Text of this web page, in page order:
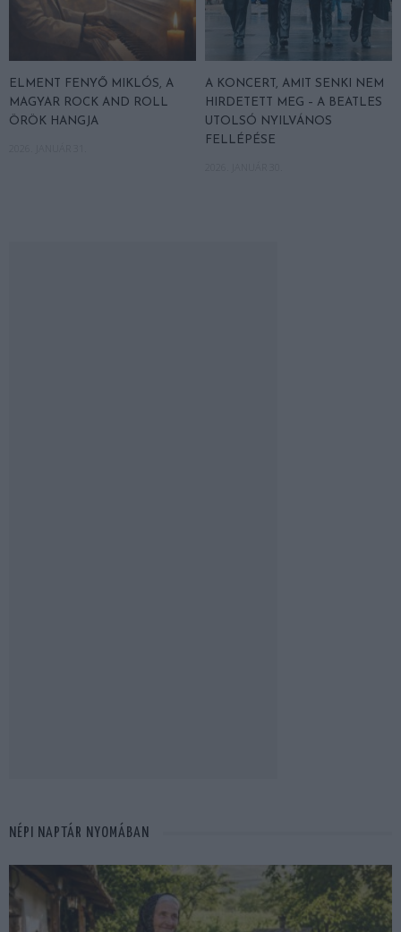
ELMENT FENYŐ MIKLÓS, A
MAGYAR ROCK AND ROLL
ÖRÖK HANGJA
A KONCERT, AMIT SENKI NEM
HIRDETETT MEG – A BEATLES
UTOLSÓ NYILVÁNOS
FELLÉPÉSE
NÉPI NAPTÁR NYOMÁBAN